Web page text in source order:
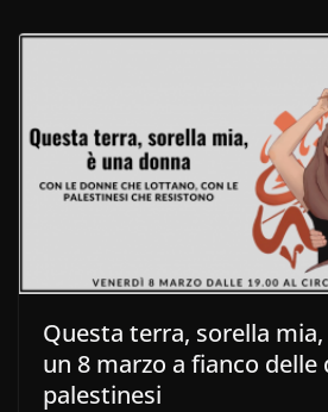
Questa terra, sorella
un 8 marzo a fianco delle
palestinesi